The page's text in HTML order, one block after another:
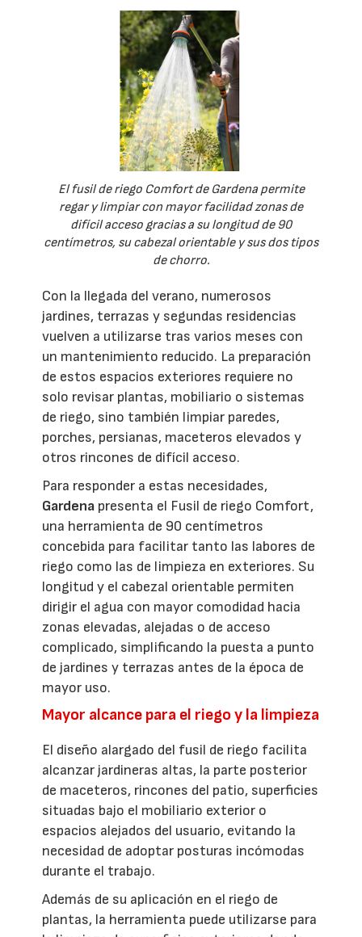
El fusil de riego Comfort de Gardena permite
regar y limpiar con mayor facilidad zonas de
difícil acceso gracias a su longitud de 90
centímetros, su cabezal orientable y sus dos tipos
de chorro.
Con la llegada del verano, numerosos
jardines, terrazas y segundas residencias
vuelven a utilizarse tras varios meses con
un mantenimiento reducido. La preparación
de estos espacios exteriores requiere no
solo revisar plantas, mobiliario o sistemas
de riego, sino también limpiar paredes,
porches, persianas, maceteros elevados y
otros rincones de difícil acceso.
Para responder a estas necesidades,
Gardena presenta el Fusil de riego Comfort,
una herramienta de 90 centímetros
concebida para facilitar tanto las labores de
riego como las de limpieza en exteriores. Su
longitud y el cabezal orientable permiten
dirigir el agua con mayor comodidad hacia
zonas elevadas, alejadas o de acceso
complicado, simplificando la puesta a punto
de jardines y terrazas antes de la época de
mayor uso.
Mayor alcance para el riego y la limpieza
El diseño alargado del fusil de riego facilita
alcanzar jardineras altas, la parte posterior
de maceteros, rincones del patio, superficies
situadas bajo el mobiliario exterior o
espacios alejados del usuario, evitando la
necesidad de adoptar posturas incómodas
durante el trabajo.
Además de su aplicación en el riego de
plantas, la herramienta puede utilizarse para